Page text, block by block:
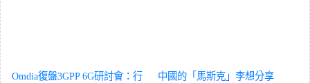
Omdia復盤3GPP 6G研討會：行
中國的「馬斯克」李想分享